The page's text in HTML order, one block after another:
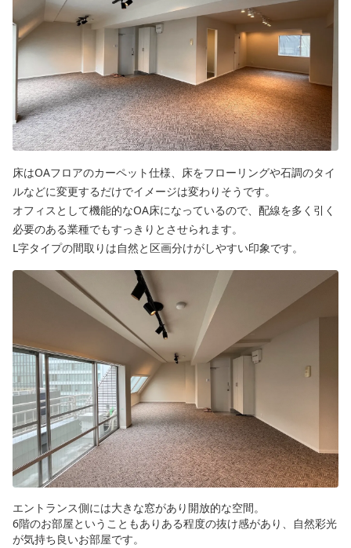
床はOAフロアのカーペット仕様、床をフローリングや石調のタイ
ルなどに変更するだけでイメージは変わりそうです。
オフィスとして機能的なOA床になっているので、配線を多く引く
必要のある業種でもすっきりとさせられます。
L字タイプの間取りは自然と区画分けがしやすい印象です。
エントランス側には大きな窓があり開放的な空間。
6階のお部屋ということもありある程度の抜け感があり、自然彩光
が気持ち良いお部屋です。